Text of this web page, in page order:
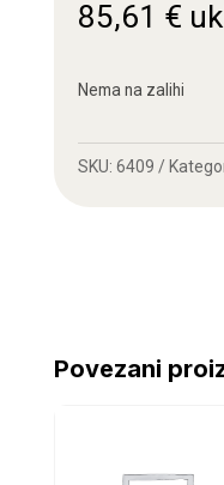
85,61 €
Nema na zalihi
SKU: 6409
Povezani